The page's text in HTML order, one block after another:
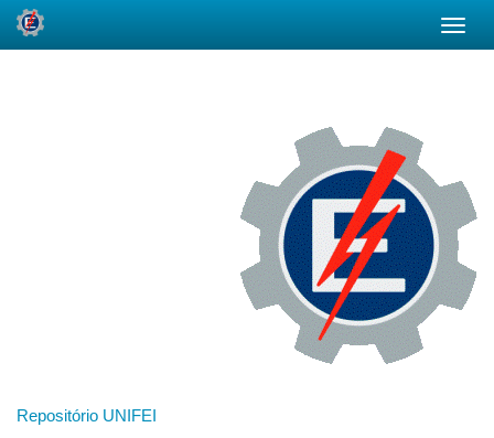
Repositório UNIFEI